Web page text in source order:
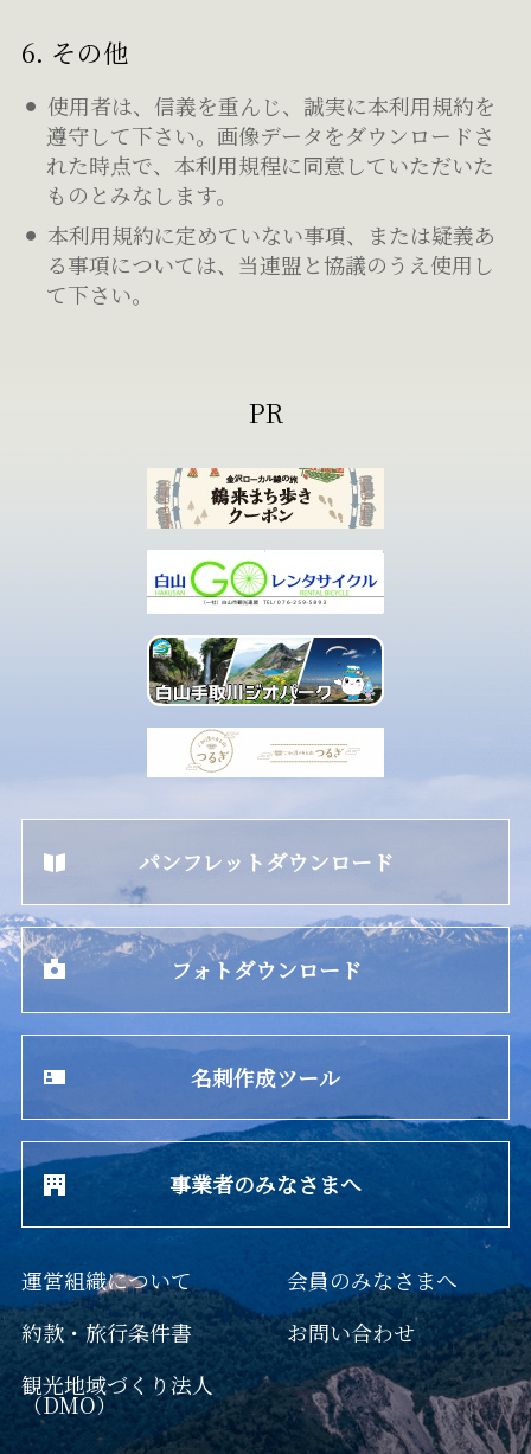
6. その他
使用者は、信義を重んじ、誠実に本利用規約を
遵守して下さい。画像データをダウンロードさ
れた時点で、本利用規程に同意していただいた
ものとみなします。
本利用規約に定めていない事項、または疑義あ
る事項については、当連盟と協議のうえ使用し
て下さい。
パンフレットダウンロード
フォトダウンロード
名刺作成ツール
事業者のみなさまへ
運営組織について
約款・旅行条件書
観光地域づくり法人
（DMO）
会員のみなさまへ
お問い合わせ